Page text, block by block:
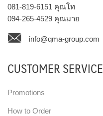
081-819-6151 คุณโท
094-265-4529 คุณมาย
info@qma-group.com
CUSTOMER SERVICE
Promotions
How to Order